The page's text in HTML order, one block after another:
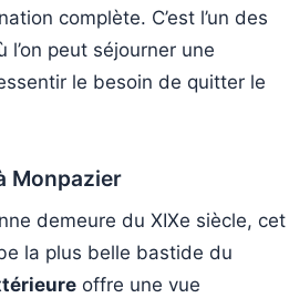
complète. C’est l’un des
peut séjourner une
le besoin de quitter le
Monpazier
demeure du XIXe siècle, cet
la plus belle bastide du
offre une vue